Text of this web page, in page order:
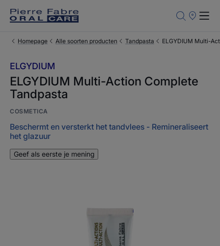
Homepage Alle soorten producten Tandpasta ELGYDIUM Multi-
ELGYDIUM
ELGYDIUM Multi-Action Complete
Tandpasta
COSMETICA
Beschermt en versterkt het tandvlees - Remineraliseert
het glazuur
Geef als eerste je mening